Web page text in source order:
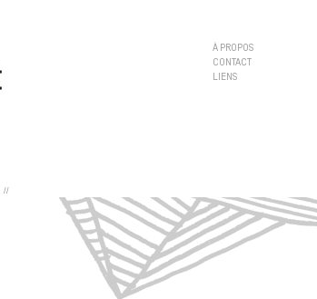
À PROPOS
CONTACT
LIENS
//